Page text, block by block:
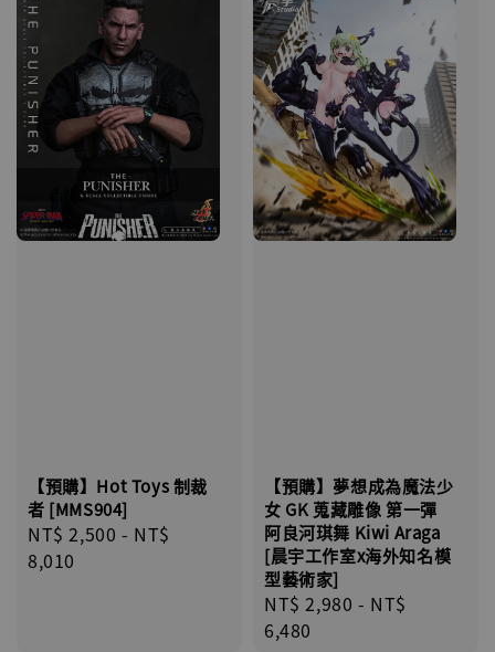
【預購】Hot Toys 制裁
者 [MMS904]
Regular
price
NT$ 2,500 - NT$
8,010
【預購】夢想成為魔法少
女 GK 蒐藏雕像 第一彈
阿良河琪舞 Kiwi Araga
[晨宇工作室x海外知名模
型藝術家]
Regular
price
NT$ 2,980 - NT$
6,480